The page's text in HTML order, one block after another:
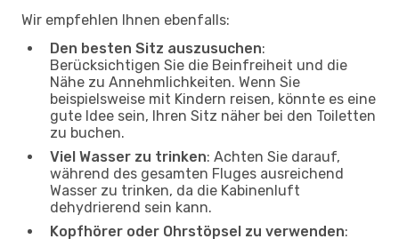
Wir empfehlen Ihnen ebenfalls:
Den besten Sitz auszusuchen:
Berücksichtigen Sie die Beinfreiheit und die
Nähe zu Annehmlichkeiten. Wenn Sie
beispielsweise mit Kindern reisen, könnte es eine
gute Idee sein, Ihren Sitz näher bei den Toiletten
zu buchen.
Viel Wasser zu trinken: Achten Sie darauf,
während des gesamten Fluges ausreichend
Wasser zu trinken, da die Kabinenluft
dehydrierend sein kann.
Kopfhörer oder Ohrstöpsel zu verwenden: